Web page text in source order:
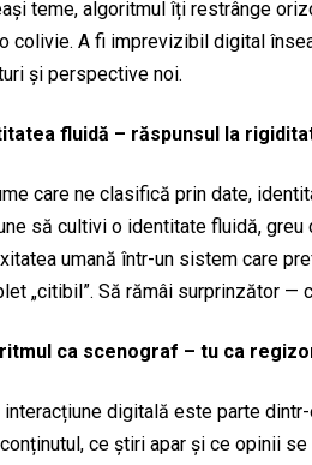
teme, algoritmul îți restrânge
colivie. A fi imprevizibil digital
și perspective noi.
fluidă – răspunsul la
care ne clasifică prin date,
să cultivi o identitate fluidă,
umană într-un sistem care
„citibil”. Să rămâi surprinzător —
ca scenograf – tu ca
interacțiune digitală este parte
ce știri apar și ce opinii